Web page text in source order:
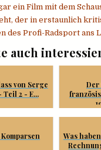
ein Film mit dem
der in erstaunlich
des Profi-Radsport ans
auch
von Serge
2 - E...
Der
Was